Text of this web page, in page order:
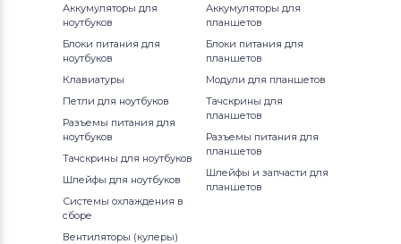
Viewsonic
Блоки питания для мониторов
Phillips
Блоки питания для мониторов
Блоки питания для мониторов
Planar
Блоки питания для мониторов
Samsung
S23
S24
S27
SyncMaster
UE22
Аккумуляторы для
ноутбуков
Блоки питания для
ноутбуков
Клавиатуры
Петли для ноутбуков
Разъемы питания для
ноутбуков
Тачскрины для ноутбуков
Шлейфы для ноутбуков
Системы охлаждения в
сборе
Вентиляторы (кулеры)
Аккумуляторы для
планшетов
Блоки питания для
планшетов
Модули для планшетов
Тачскрины для
планшетов
Разъемы питания для
планшетов
Шлейфы и запчасти для
планшетов